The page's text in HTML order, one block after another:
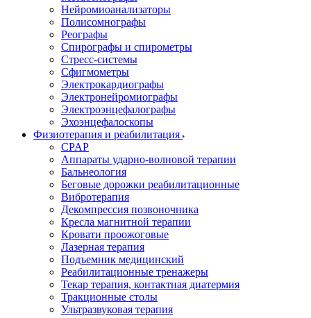
Нейромиоанализаторы
Полисомнографы
Реографы
Спирографы и спирометры
Стресс-системы
Сфигмометры
Электрокардиографы
Электронейромиографы
Электроэнцефалографы
Эхоэнцефалоскопы
Физиотерапия и реабилитация
CPAP
Аппараты ударно-волновой терапии
Бальнеология
Беговые дорожки реабилитационные
Вибротерапия
Декомпрессия позвоночника
Кресла магнитной терапии
Кровати проожоговые
Лазерная терапия
Подъемник медицинский
Реабилитационные тренажеры
Текар терапия, контактная диатермия
Тракционные столы
Ультразвуковая терапия